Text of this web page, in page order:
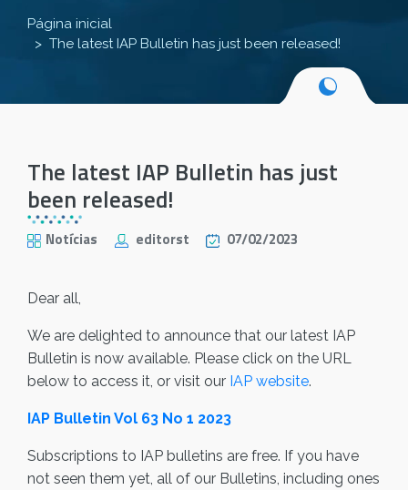
Página inicial
The latest IAP Bulletin has just been released!
The latest IAP Bulletin has just
been released!
Notícias editorst 07/02/2023
Dear all,
We are delighted to announce that our latest IAP
Bulletin is now available. Please click on the URL
below to access it, or visit our IAP website.
IAP Bulletin Vol 63 No 1 2023
Subscriptions to IAP bulletins are free. If you have
not seen them yet, all of our Bulletins, including ones